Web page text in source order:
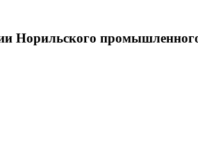
Норильского